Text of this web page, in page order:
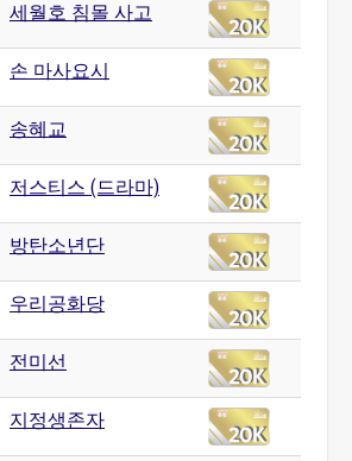
세월호 침몰 사고
손 마사요시
송혜교
저스티스 (드라마)
방탄소년단
우리공화당
전미선
지정생존자